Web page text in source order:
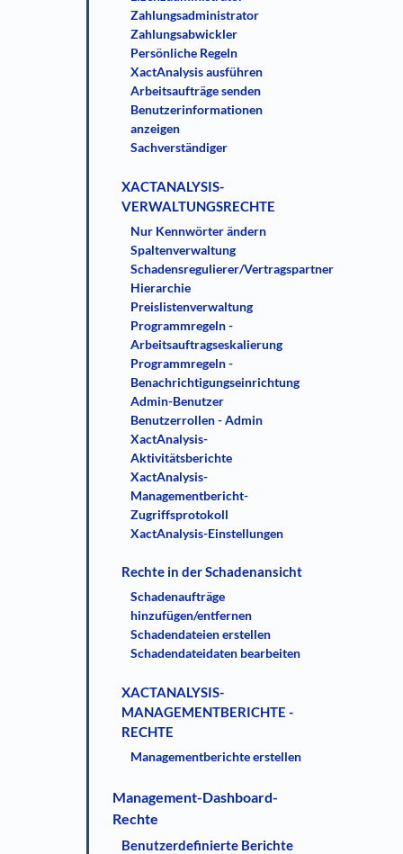
Zahlungsadministrator
Zahlungsabwickler
Persönliche Regeln
XactAnalysis ausführen
Arbeitsaufträge senden
Benutzerinformationen
anzeigen
Sachverständiger
XACTANALYSIS-
VERWALTUNGSRECHTE
Nur Kennwörter ändern
Spaltenverwaltung
Schadensregulierer/Vertragspartner
Hierarchie
Preislistenverwaltung
Programmregeln -
Arbeitsauftragseskalierung
Programmregeln -
Benachrichtigungseinrichtung
Admin-Benutzer
Benutzerrollen - Admin
XactAnalysis-
Aktivitätsberichte
XactAnalysis-
Managementbericht-
Zugriffsprotokoll
XactAnalysis-Einstellungen
Rechte in der Schadenansicht
Schadenaufträge
hinzufügen/entfernen
Schadendateien erstellen
Schadendateidaten bearbeiten
XACTANALYSIS-
MANAGEMENTBERICHTE -
RECHTE
Managementberichte erstellen
Management-Dashboard-
Rechte
Benutzerdefinierte Berichte